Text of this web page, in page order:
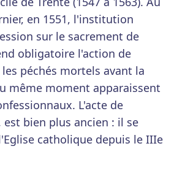
en 1551, l'institution
sur le sacrement de
obligatoire l'action de
péchés mortels avant la
même moment apparaissent
L'acte de
bien plus ancien : il se
catholique depuis le IIIe